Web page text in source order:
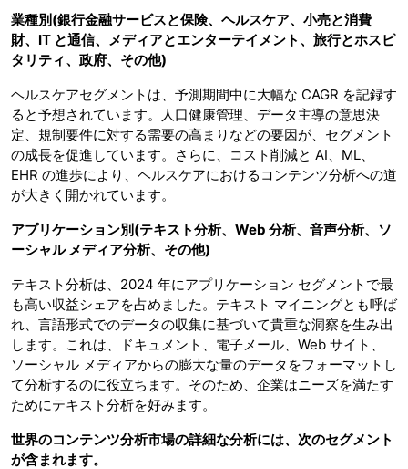
業種別(銀行金融サービスと保険、ヘルスケア、小売と消費
財、 IT と通信、メディアとエンターテイメント、旅行とホスピ
タリティ、政府、その他)
ヘルスケアセグメントは、予測期間中に大幅な CAGR を記録す
ると予想されています。人口健康管理、データ主導の意思決
定、規制要件に対する需要の高まりなどの要因が、セグメント
の成長を促進しています。さらに、コスト削減と AI、ML、
EHR の進歩により、ヘルスケアにおけるコンテンツ分析への道
が大きく開かれています。
アプリケーション別(テキスト分析、 Web 分析、音声分析、ソ
ーシャル メディア分析、その他)
テキスト分析は、2024 年にアプリケーション セグメントで最
も高い収益シェアを占めました。テキスト マイニングとも呼ば
れ、言語形式でのデータの収集に基づいて貴重な洞察を生み出
します。これは、ドキュメント、電子メール、Web サイト、
ソーシャル メディアからの膨大な量のデータをフォーマットし
て分析するのに役立ちます。そのため、企業はニーズを満たす
ためにテキスト分析を好みます。
世界のコンテンツ分析市場の詳細な分析には、次のセグメント
が含まれます。